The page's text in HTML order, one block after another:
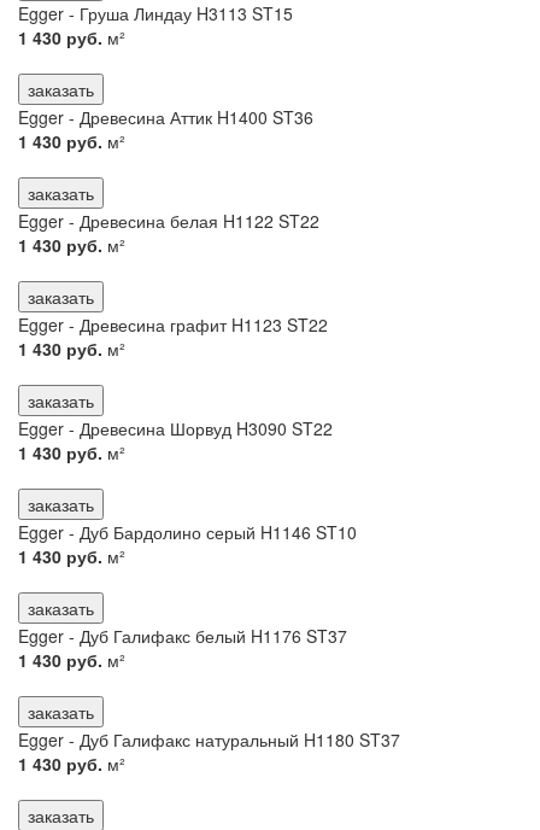
Egger - Груша Линдау H3113 ST15
1 430 руб. м²
заказать
Egger - Древесина Аттик H1400 ST36
1 430 руб. м²
заказать
Egger - Древесина белая H1122 ST22
1 430 руб. м²
заказать
Egger - Древесина графит H1123 ST22
1 430 руб. м²
заказать
Egger - Древесина Шорвуд H3090 ST22
1 430 руб. м²
заказать
Egger - Дуб Бардолино серый H1146 ST10
1 430 руб. м²
заказать
Egger - Дуб Галифакс белый H1176 ST37
1 430 руб. м²
заказать
Egger - Дуб Галифакс натуральный H1180 ST37
1 430 руб. м²
заказать